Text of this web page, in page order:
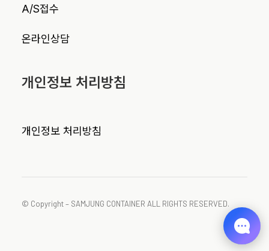
A/S접수
온라인상담
개인정보 처리방침
개인정보 처리방침
© Copyright – SAMJUNG CONTAINER ALL RIGHTS RESERVED.